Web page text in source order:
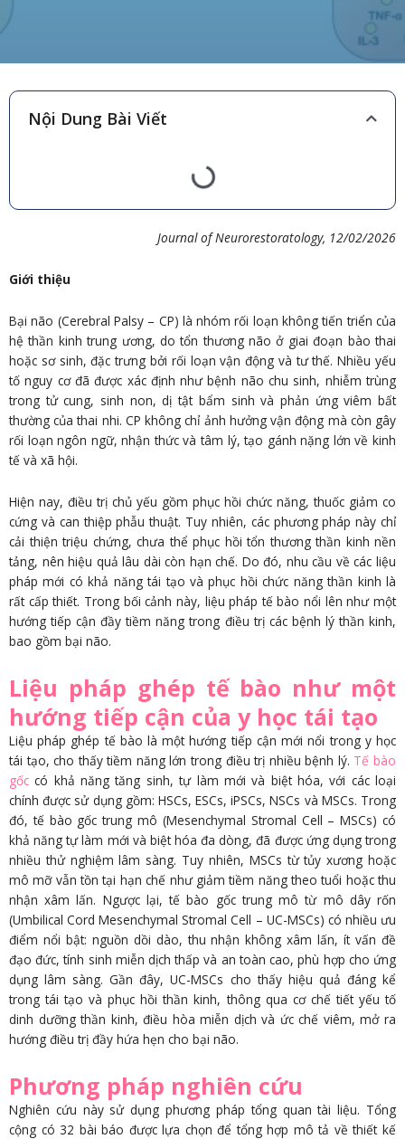
Nội Dung Bài Viết
Journal of Neurorestoratology, 12/02/2026
Giới thiệu
Bại não (Cerebral Palsy – CP) là nhóm rối loạn không tiến triển của
hệ thần kinh trung ương, do tổn thương não ở giai đoạn bào thai
hoặc sơ sinh, đặc trưng bởi rối loạn vận động và tư thế. Nhiều yếu
tố nguy cơ đã được xác định như bệnh não chu sinh, nhiễm trùng
trong tử cung, sinh non, dị tật bẩm sinh và phản ứng viêm bất
thường của thai nhi. CP không chỉ ảnh hưởng vận động mà còn gây
rối loạn ngôn ngữ, nhận thức và tâm lý, tạo gánh nặng lớn về kinh
tế và xã hội.
Hiện nay, điều trị chủ yếu gồm phục hồi chức năng, thuốc giảm co
cứng và can thiệp phẫu thuật. Tuy nhiên, các phương pháp này chỉ
cải thiện triệu chứng, chưa thể phục hồi tổn thương thần kinh nền
tảng, nên hiệu quả lâu dài còn hạn chế. Do đó, nhu cầu về các liệu
pháp mới có khả năng tái tạo và phục hồi chức năng thần kinh là
rất cấp thiết. Trong bối cảnh này, liệu pháp tế bào nổi lên như một
hướng tiếp cận đầy tiềm năng trong điều trị các bệnh lý thần kinh,
bao gồm bại não.
Liệu pháp ghép tế bào như một
hướng tiếp cận của y học tái tạo
Liệu pháp ghép tế bào là một hướng tiếp cận mới nổi trong y học
tái tạo, cho thấy tiềm năng lớn trong điều trị nhiều bệnh lý. Tế bào
gốc có khả năng tăng sinh, tự làm mới và biệt hóa, với các loại
chính được sử dụng gồm: HSCs, ESCs, iPSCs, NSCs và MSCs. Trong
đó, tế bào gốc trung mô (Mesenchymal Stromal Cell – MSCs) có
khả năng tự làm mới và biệt hóa đa dòng, đã được ứng dụng trong
nhiều thử nghiệm lâm sàng. Tuy nhiên, MSCs từ tủy xương hoặc
mô mỡ vẫn tồn tại hạn chế như giảm tiềm năng theo tuổi hoặc thu
nhận xâm lấn. Ngược lại, tế bào gốc trung mô từ mô dây rốn
(Umbilical Cord Mesenchymal Stromal Cell – UC-MSCs) có nhiều ưu
điểm nổi bật: nguồn dồi dào, thu nhận không xâm lấn, ít vấn đề
đạo đức, tính sinh miễn dịch thấp và an toàn cao, phù hợp cho ứng
dụng lâm sàng. Gần đây, UC-MSCs cho thấy hiệu quả đáng kể
trong tái tạo và phục hồi thần kinh, thông qua cơ chế tiết yếu tố
dinh dưỡng thần kinh, điều hòa miễn dịch và ức chế viêm, mở ra
hướng điều trị đầy hứa hẹn cho bại não.
Phương pháp nghiên cứu
Nghiên cứu này sử dụng phương pháp tổng quan tài liệu. Tổng
cộng có 32 bài báo được lựa chọn để tổng hợp mô tả về thiết kế